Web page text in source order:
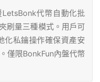
代幣自動化批
刷量三種模式。用戶可
化私鑰操作確保資產安
僅限BonkFun內盤代幣